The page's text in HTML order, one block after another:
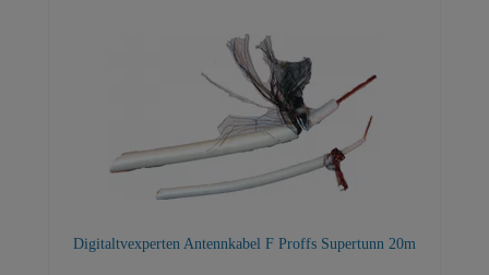
Digitaltvexperten Antennkabel F Proffs Supertunn 20m